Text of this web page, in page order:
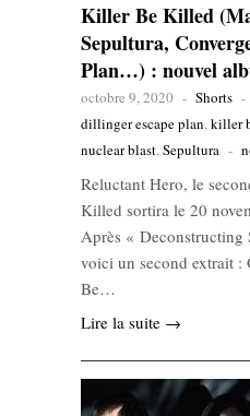
Killer Be Killed
Sepultura,
Plan…) : nouvel
octobre 9, 2020 - Shorts -
dillinger escape plan,killer
nuclear blast,Sepultura -
Reluctant Hero, le
Killed sortira le 20
Après « Deconstructing
voici un second extrait
Be…
Lire la suite →